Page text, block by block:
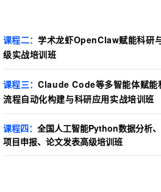
课程二：学术龙虾OpenClaw赋能科研
级实战培训班
课程三：Claude Code等多智能体赋能
流程自动化构建与科研应用实战培训班
课程四： 全国人工智能Python数据分析
项目申报、论文发表高级培训班